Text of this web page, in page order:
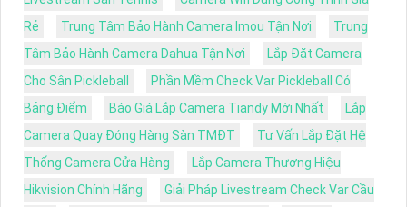
Rẻ
Trung Tâm Bảo Hành Camera Imou Tận Nơi
Trung
Tâm Bảo Hành Camera Dahua Tận Nơi
Lắp Đặt Camera
Cho Sân Pickleball
Phần Mềm Check Var Pickleball Có
Bảng Điểm
Báo Giá Lắp Camera Tiandy Mới Nhất
Lắp
Camera Quay Đóng Hàng Sàn TMĐT
Tư Vấn Lắp Đặt Hệ
Thống Camera Cửa Hàng
Lắp Camera Thương Hiệu
Hikvision Chính Hãng
Giải Pháp Livestream Check Var Cầu